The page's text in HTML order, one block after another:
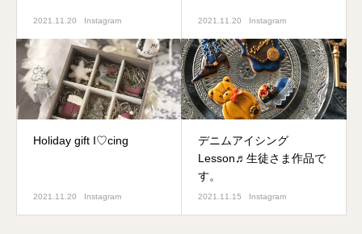
2021.11.20 Instagram 2021.11.20 Instagram
Holiday gift I♡cing
2021.11.20 Instagram
デニムアイシング
Lesson♬生徒さま作品で
す。
2021.11.15 Instagram